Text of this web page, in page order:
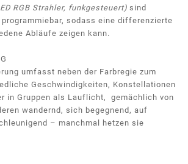
RGB Strahler, funkgesteuert) sind
sodass eine differenzierte
Abläufe zeigen kann.
umfasst neben der Farbregie zum
Geschwindigkeiten, Konstellationen
in Gruppen als Lauflicht, gemächlich von
wandernd, sich begegnend, auf
– manchmal hetzen sie